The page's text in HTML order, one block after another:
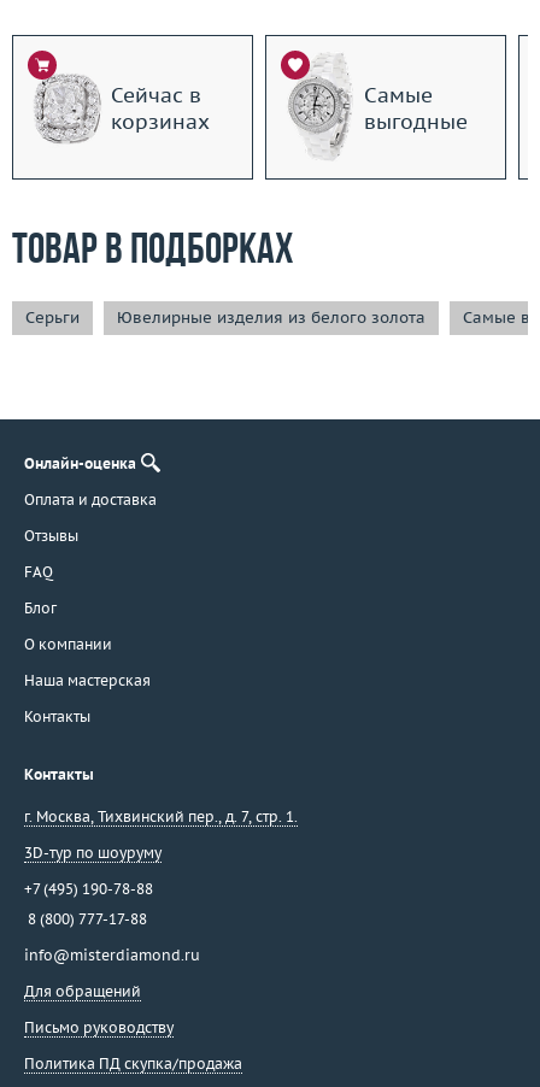
Сейчас в
корзинах
Самые
выгодные
Товар в подборках
Серьги Ювелирные изделия из белого золота Самые
Онлайн-оценка
Оплата и доставка
Отзывы
FAQ
Блог
О компании
Наша мастерская
Контакты
Контакты
г. Москва, Тихвинский пер., д. 7, стр. 1.
3D-тур по шоуруму
+7 (495) 190-78-88
8 (800) 777-17-88
info@misterdiamond.ru
Для обращений
Письмо руководству
Политика ПД скупка/продажа